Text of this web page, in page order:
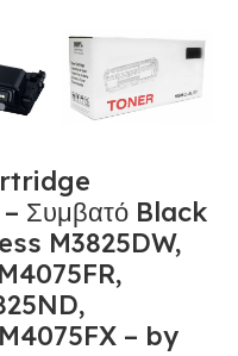
Συμβατό Black
M3825DW,
– by